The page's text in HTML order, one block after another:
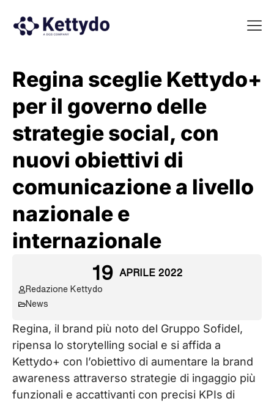
Regina sceglie Kettydo+
per il governo delle
strategie social, con
nuovi obiettivi di
comunicazione a livello
nazionale e
internazionale
19 APRILE 2022
Redazione Kettydo
News
Regina, il brand più noto del Gruppo Sofidel,
ripensa lo storytelling social e si affida a
Kettydo+ con l’obiettivo di aumentare la brand
awareness attraverso strategie di ingaggio più
funzionali e accattivanti con precisi KPIs di